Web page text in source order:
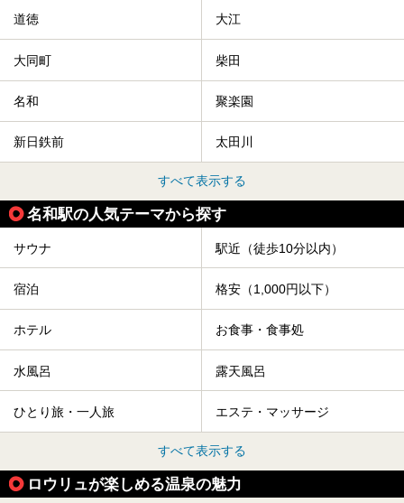
道徳 大江
大同町 柴田
名和 聚楽園
新日鉄前 太田川
すべて表示する
名和駅の人気テーマから探す
サウナ 駅近（徒歩10分以内）
宿泊 格安（1,000円以下）
ホテル お食事・食事処
水風呂 露天風呂
ひとり旅・一人旅 エステ・マッサージ
すべて表示する
ロウリュが楽しめる温泉の魅力